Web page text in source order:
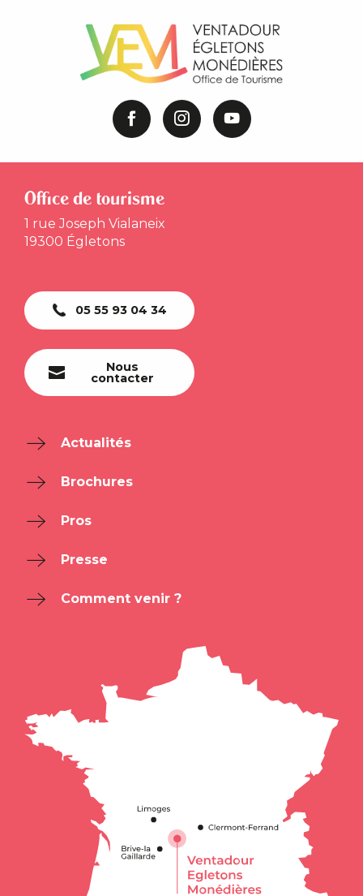
Office de tourisme
1 rue Joseph Vialaneix
19300 Égletons
05 55 93 04 34
Nous
contacter
Actualités
Brochures
Pros
Presse
Comment venir ?